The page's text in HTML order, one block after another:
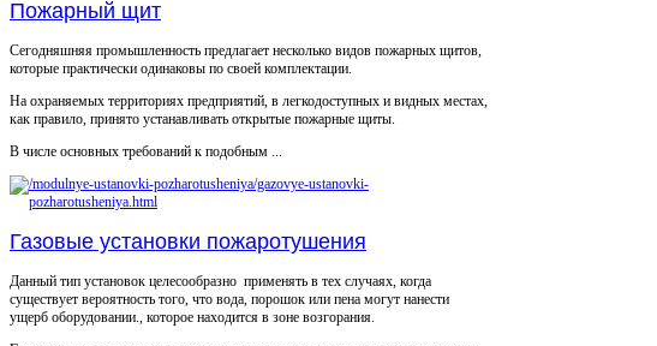
Пожарный щит
Сегодняшняя промышленность предлагает несколько видов пожарных щитов,
которые практически одинаковы по своей комплектации.
На охраняемых территориях предприятий, в легкодоступных и видных местах,
как правило, принято устанавливать открытые пожарные щиты.
В числе основных требований к подобным ...
Газовые установки пожаротушения
Данный тип установок целесообразно применять в тех случаях, когда
существует вероятность того, что вода, порошок или пена могут нанести
ущерб оборудовании., которое находится в зоне возгорания.